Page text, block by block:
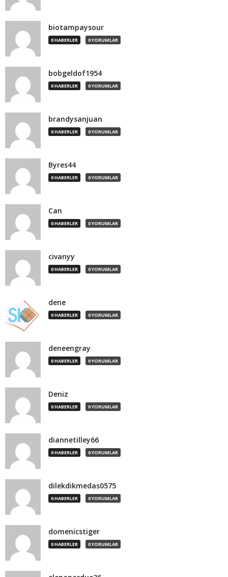
biotampaysour
0 HABERLER 0 YORUMLAR
bobgeldof1954
0 HABERLER 0 YORUMLAR
brandysanjuan
0 HABERLER 0 YORUMLAR
Byres44
0 HABERLER 0 YORUMLAR
Can
0 HABERLER 0 YORUMLAR
civanyy
0 HABERLER 0 YORUMLAR
dene
0 HABERLER 0 YORUMLAR
deneengray
0 HABERLER 0 YORUMLAR
Deniz
0 HABERLER 0 YORUMLAR
diannetilley66
0 HABERLER 0 YORUMLAR
dilekdikmedas0575
0 HABERLER 0 YORUMLAR
domenicstiger
0 HABERLER 0 YORUMLAR